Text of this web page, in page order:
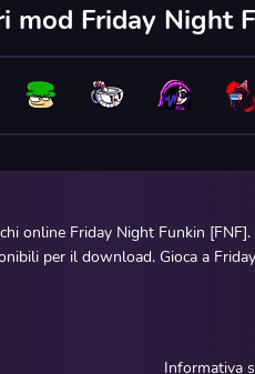
mod Friday Night
online Friday Night Funkin
per il download. Gioca a
Informativa